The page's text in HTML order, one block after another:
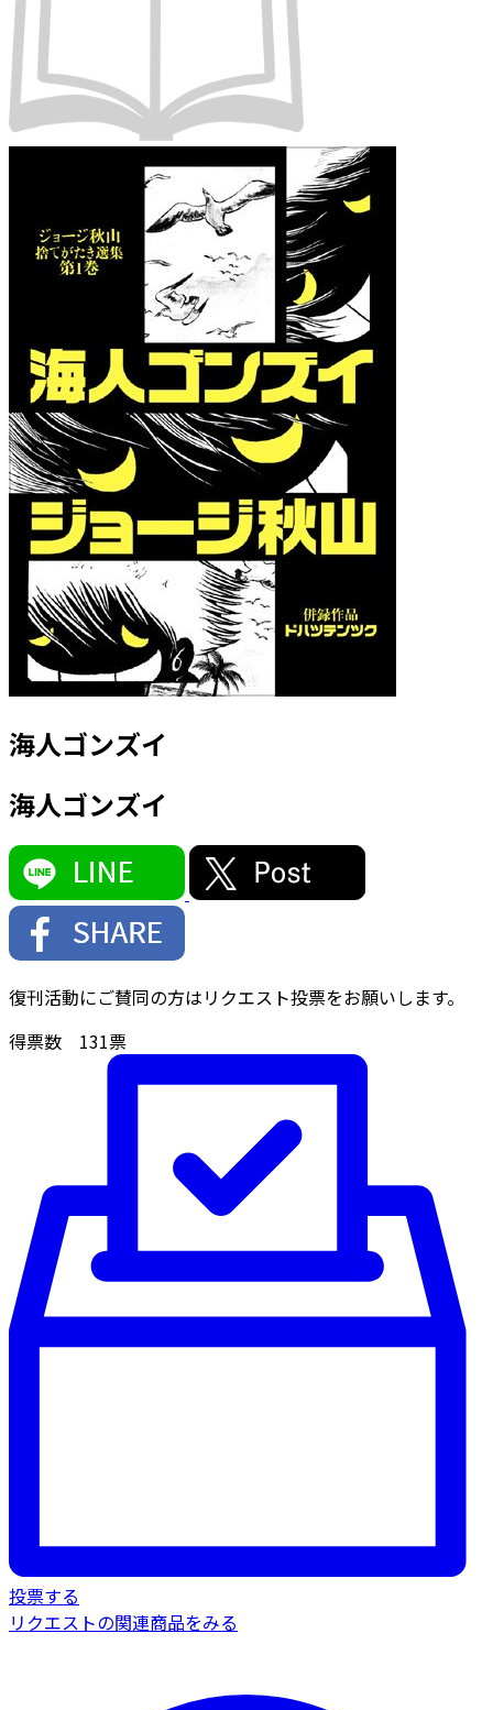
海人ゴンズイ
海人ゴンズイ
復刊活動にご賛同の方はリクエスト投票をお願いします。
得票数 131票
投票する
リクエストの関連商品をみる